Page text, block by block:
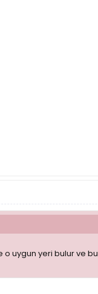
uygun yeri bulur ve